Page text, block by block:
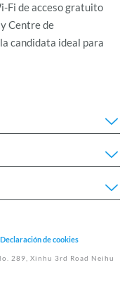
Fi de acceso gratuito
Centre de
candidata ideal para
Declaración de cookies
289, Xinhu 3rd Road Neihu